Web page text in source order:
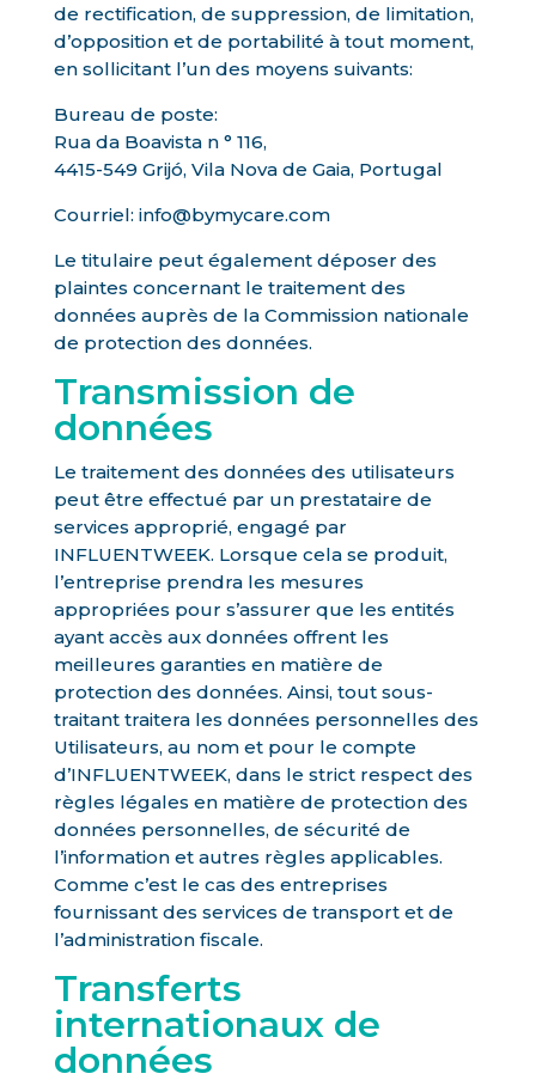
de rectification, de suppression, de limitation,
d’opposition et de portabilité à tout moment,
en sollicitant l’un des moyens suivants:
Bureau de poste:
Rua da Boavista n ° 116,
4415-549 Grijó, Vila Nova de Gaia, Portugal
Courriel: info@bymycare.com
Le titulaire peut également déposer des
plaintes concernant le traitement des
données auprès de la Commission nationale
de protection des données.
Transmission de
données
Le traitement des données des utilisateurs
peut être effectué par un prestataire de
services approprié, engagé par
INFLUENTWEEK. Lorsque cela se produit,
l’entreprise prendra les mesures
appropriées pour s’assurer que les entités
ayant accès aux données offrent les
meilleures garanties en matière de
protection des données. Ainsi, tout sous-
traitant traitera les données personnelles des
Utilisateurs, au nom et pour le compte
d’INFLUENTWEEK, dans le strict respect des
règles légales en matière de protection des
données personnelles, de sécurité de
l’information et autres règles applicables.
Comme c’est le cas des entreprises
fournissant des services de transport et de
l’administration fiscale.
Transferts
internationaux de
données